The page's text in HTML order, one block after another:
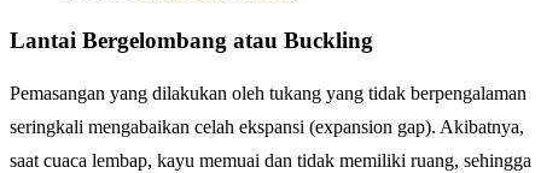
Lantai Bergelombang atau Buckling
Pemasangan yang dilakukan oleh tukang yang tidak berpengalaman
seringkali mengabaikan celah ekspansi (expansion gap). Akibatnya,
saat cuaca lembap, kayu memuai dan tidak memiliki ruang, sehingga